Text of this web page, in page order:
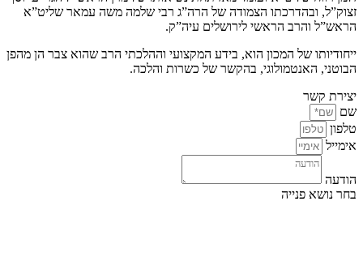
זצוק”ל, ובהדרכתו הצמודה של הרה”ג רבי שלמה משה עמאר שליט”א
הראש”ל והרב הראשי לירושלים עיה”ק.
ייחודיותו של המכון הוא, בידע המקצועי וההלכתי הרב שהוא צבר הן מהפן
הבוטני, האנטמולוגי, בהקשר של כשרות והלכה.
יצירת קשר
שם
טלפון
אימייל
הודעה
בחר נושא פנייה